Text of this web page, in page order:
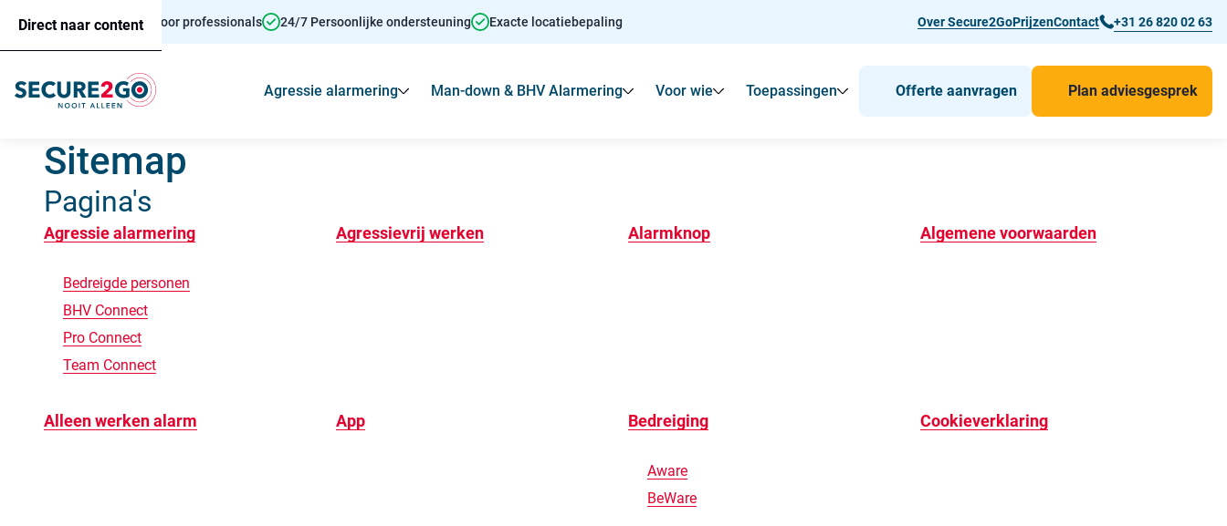
Direct naar content
Persoonsalarmering voor professionals 24/7 Persoonlijke ondersteuning Exacte locatiebepaling Over Secure2GoPrijzenContact +31 26 820 02 63
Agressie alarmering Toon Submenu voor Agressie alarmering
Man-down & BHV Alarmering Toon Submenu voor Man-down & BHV Alarmering
Voor wie Toon Submenu voor Voor wie
Toepassingen Toon Submenu voor Toepassingen
Offerte aanvragen Plan adviesgesprek
Sitemap
Pagina's
Agressie alarmering
Bedreigde personen
BHV Connect
Pro Connect
Team Connect
Agressievrij werken Alarmknop Algemene voorwaarden
Alleen werken alarm App Bedreiging
Aware
BeWare
Cookieverklaring